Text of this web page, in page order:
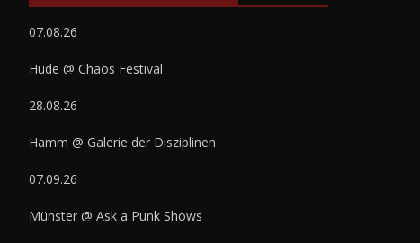
07.08.26
Hüde @ Chaos Festival
28.08.26
Hamm @ Galerie der Disziplinen
07.09.26
Münster @ Ask a Punk Shows